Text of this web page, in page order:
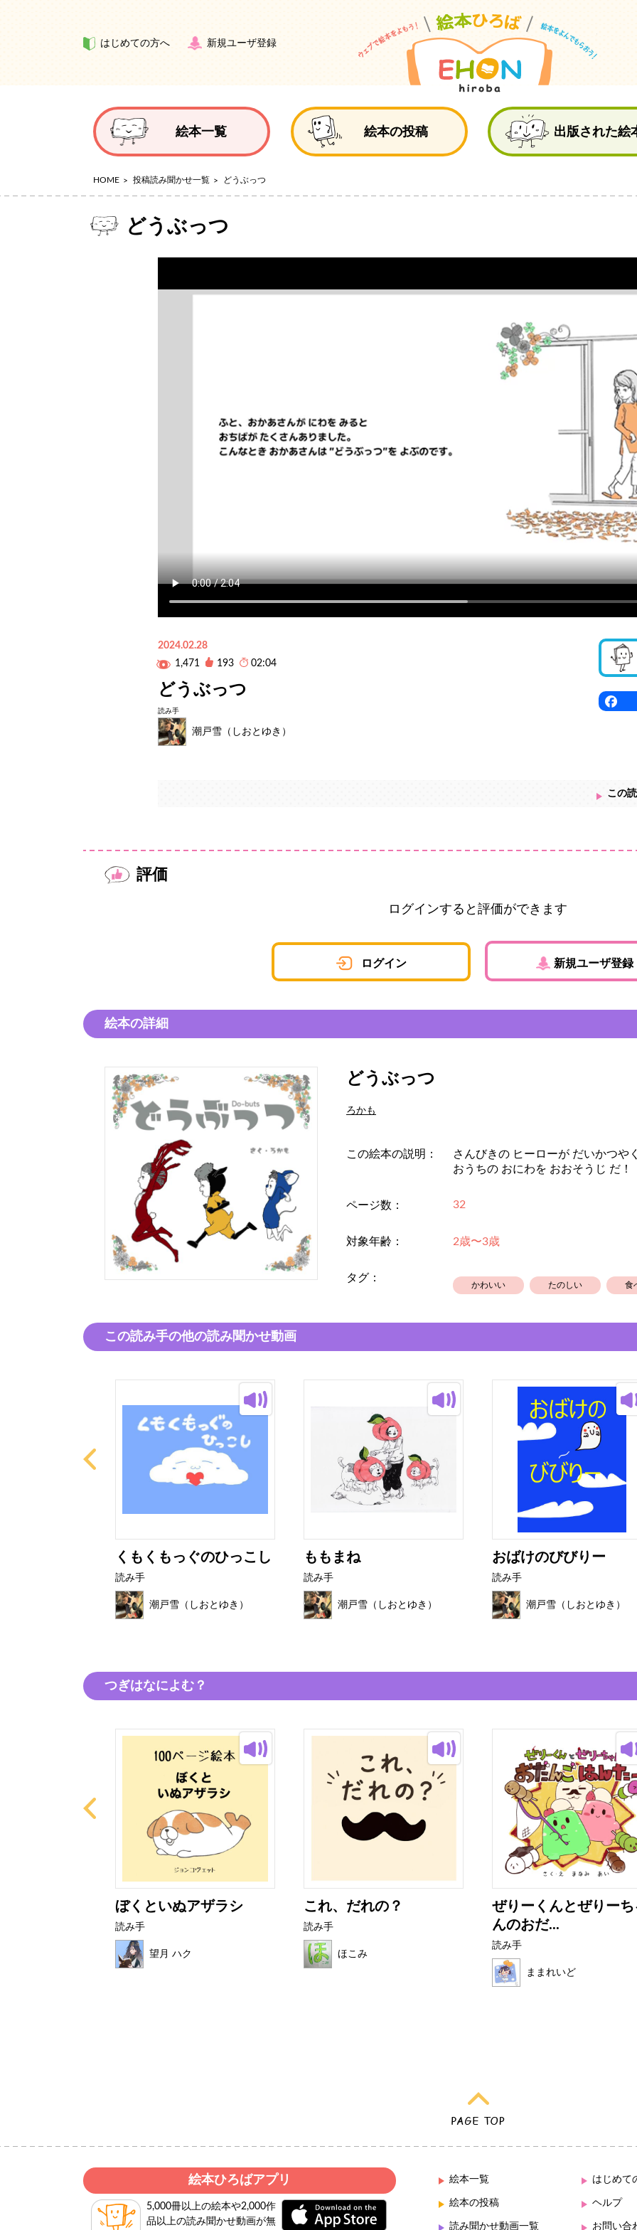
はじめての方へ 新規ユーザ登録
絵本一覧 絵本の投稿 出版された絵
HOME 投稿読み聞かせ一覧 どうぶっつ
どうぶっつ
2024.02.28
1,471
193 02:04
どうぶっつ
読み手
潮戸雪（しおとゆき）
この
評価
ログインすると評価ができます
ログイン 新規ユーザ登録
絵本の詳細
どうぶっつ
ろかも
この絵本の説明：
さんびきの ヒーローが だいかつや
おうちの おにわを おおそうじ だ！
ページ数： 32
対象年齢： 2歳〜3歳
タグ：
かわいい たのしい 食
この読み手の他の読み聞かせ動画
くもくもっぐのひっこし
読み手
潮戸雪（しおとゆき）
ももまね
読み手
潮戸雪（しおとゆき）
おばけのびびりー
読み手
潮戸雪（しおとゆき）
つぎはなによむ？
ぼくといぬアザラシ
読み手
望月 ハク
これ、だれの？
読み手
ほこみ
ぜりーくんとぜりーち
んのおだ...
読み手
ままれいど
絵本ひろばアプリ
5,000冊以上の絵本や2,000作
品以上の読み聞かせ動画が無
絵本一覧
絵本の投稿
読み聞かせ動画一覧
はじめて
ヘルプ
お問い合